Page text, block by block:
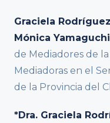
Graciela
Mónica
de Mediadores de
Mediadoras en el
de la Provincia del
*Dra. Graciela